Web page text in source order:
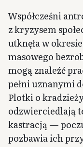
Współcześni
z kryzysem
utknęła w
masowego
mogą znaleźć
pełni uznanymi
Plotki o
odzwierciedlają
kastracją —
pozbawia ich